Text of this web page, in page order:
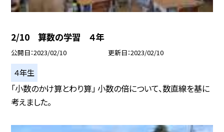
2/10 算数の学習 ４年
公開日 2023/02/10 更新日 2023/02/10
４年生
「小数のかけ算とわり算」 小数の倍について、数直線を基に
考えました。